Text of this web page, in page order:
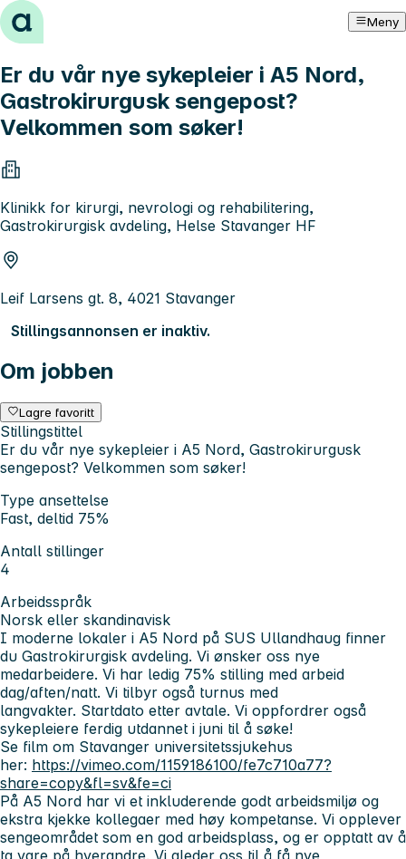
Hopp til innhold Meny
Er du vår nye sykepleier i A5 Nord,
Gastrokirurgusk sengepost?
Velkommen som søker!
Klinikk for kirurgi, nevrologi og rehabilitering,
Gastrokirurgisk avdeling, Helse Stavanger HF
Leif Larsens gt. 8, 4021 Stavanger
Stillingsannonsen er inaktiv.
Om jobben
Lagre favoritt
Stillingstittel
Er du vår nye sykepleier i A5 Nord, Gastrokirurgusk
sengepost? Velkommen som søker!
Type ansettelse
Fast, deltid 75%
Antall stillinger
4
Arbeidsspråk
Norsk eller skandinavisk
I moderne lokaler i A5 Nord på SUS Ullandhaug finner
du Gastrokirurgisk avdeling. Vi ønsker oss nye
medarbeidere. Vi har ledig 75% stilling med arbeid
dag/aften/natt. Vi tilbyr også turnus med
langvakter. Startdato etter avtale. Vi oppfordrer også
sykepleiere ferdig utdannet i juni til å søke!
Se film om Stavanger universitetssjukehus
her: https://vimeo.com/1159186100/fe7c710a77?
share=copy&fl=sv&fe=ci
På A5 Nord har vi et inkluderende godt arbeidsmiljø og
ekstra kjekke kollegaer med høy kompetanse. Vi opplever
sengeområdet som en god arbeidsplass, og er opptatt av å
ta vare på hverandre. Vi gleder oss til å få nye